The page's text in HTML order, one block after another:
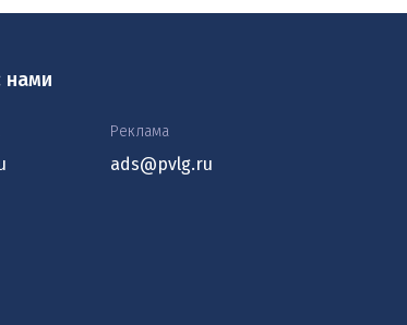
нами
Реклама
ads@pvlg.ru